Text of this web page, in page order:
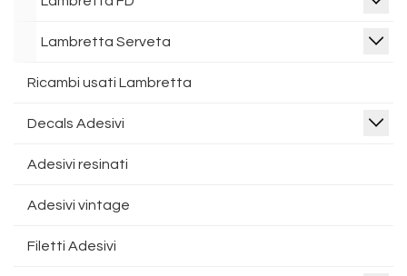
Lambretta Serveta
Ricambi usati Lambretta
Decals Adesivi
Adesivi resinati
Adesivi vintage
Filetti Adesivi